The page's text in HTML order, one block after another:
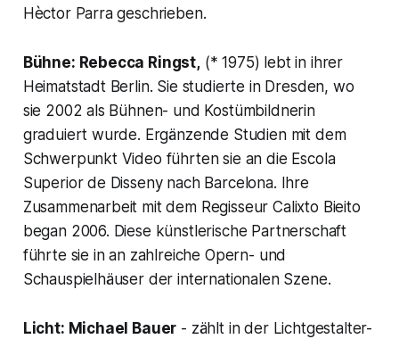
Hèctor Parra geschrieben.
Bühne: Rebecca Ringst,(* 1975) lebt in ihrer
Heimatstadt Berlin. Sie studierte in Dresden, wo
sie 2002 als Bühnen- und Kostümbildnerin
graduiert wurde. Ergänzende Studien mit dem
Schwerpunkt Video führten sie an die Escola
Superior de Disseny nach Barcelona. Ihre
Zusammenarbeit mit dem Regisseur Calixto Bieito
began 2006. Diese künstlerische Partnerschaft
führte sie in an zahlreiche Opern- und
Schauspielhäuser der internationalen Szene.
Licht: Michael Bauer - zählt in der Lichtgestalter-